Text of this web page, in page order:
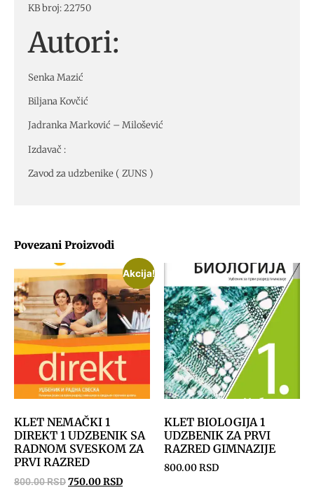
Povezani Proizvodi
Akcija!
KLET NEMAČKI 1
DIREKT 1 UDZBENIK SA
RADNOM SVESKOM ZA
PRVI RAZRED
800.00RSD750.00RSD
KLET BIOLOGIJA 1
UDZBENIK ZA PRVI
RAZRED GIMNAZIJE
800.00RSD
KB broj: 22750
Autori:
Senka Mazić
Biljana Kovčić
Jadranka Marković – Milošević
Izdavač :
Zavod za udzbenike ( ZUNS )